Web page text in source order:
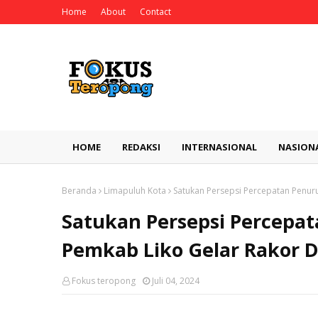
Home About Contact
HOME REDAKSI INTERNASIONAL
Beranda Limapuluh Kota Satukan Persepsi Percepatan
Satukan Persepsi
Pemkab Liko Gelar Rakor
Fokus teropong Juli 04, 2024